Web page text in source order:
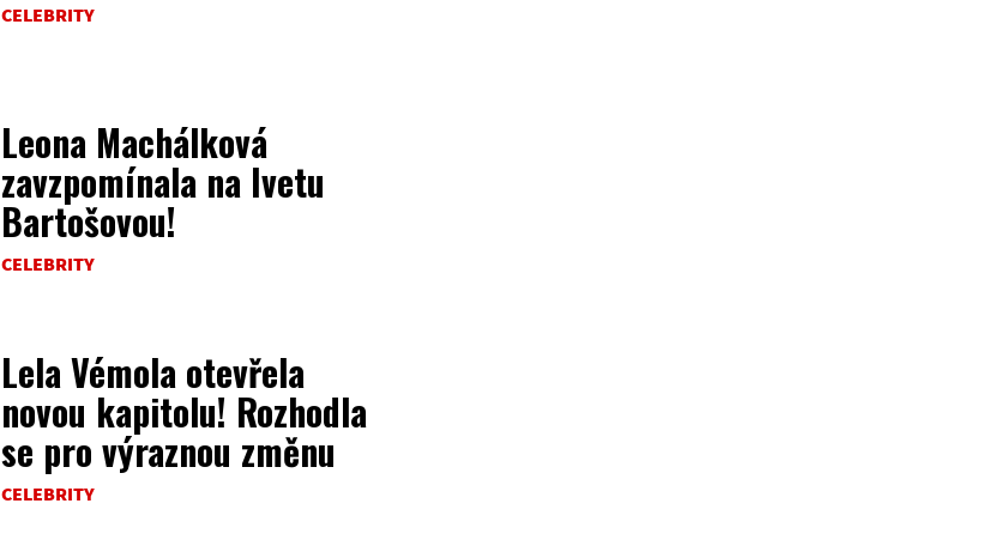
CELEBRITY
Leona Machálková
zavzpomínala na Ivetu
Bartošovou!
CELEBRITY
Lela Vémola otevřela
novou kapitolu! Rozhodla
se pro výraznou změnu
CELEBRITY